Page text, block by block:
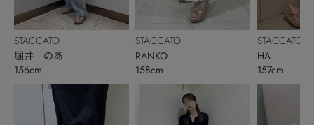
STACCATO
堀井 のあ
156cm
STACCATO
RANKO
158cm
STACCATO
HA
157cm